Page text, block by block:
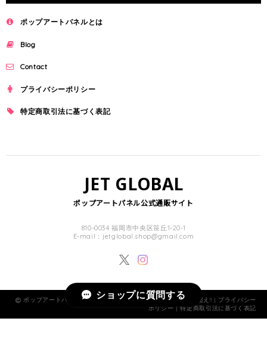
ポップアートパネルとは
Blog
Contact
プライバシーポリシー
特定商取引法に基づく表記
JET GLOBAL
ポップアートパネル公式通販サイト
810-0034 福岡市中央区笹丘1-20-1
E-mail： jetglobal.shop@gmail.com
ポップアートパネル・フレーム公式通販サイト 商品数1000点超え!! | プライバシー
ポリシー |特定商取引法に基づく表記
ショップに質問する